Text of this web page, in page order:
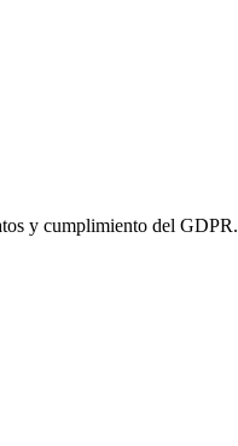
y cumplimiento del GDPR.